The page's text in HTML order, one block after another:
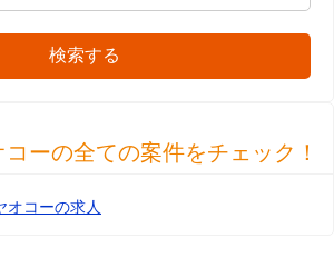
検索する
ーの全ての案件をチェック！
コーの求人